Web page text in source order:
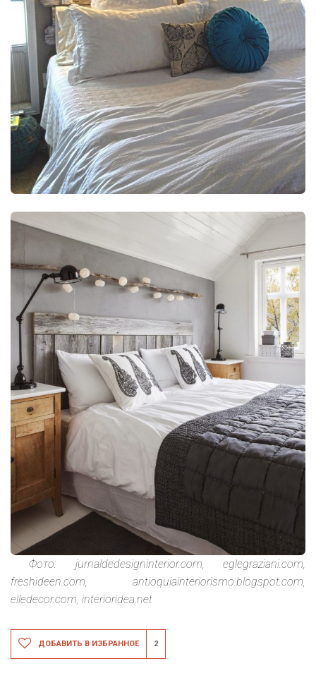
Фото: jurnaldedesigninterior.com, eglegraziani.com,
freshideen.com, antioquiainteriorismo.blogspot.com,
elledecor.com, interioridea.net
ДОБАВИТЬ В ИЗБРАННОЕ 2